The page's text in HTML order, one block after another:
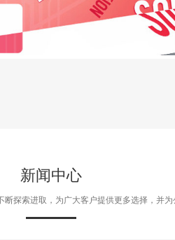
新闻中心
探索进取，为广大客户提供更多选择，并